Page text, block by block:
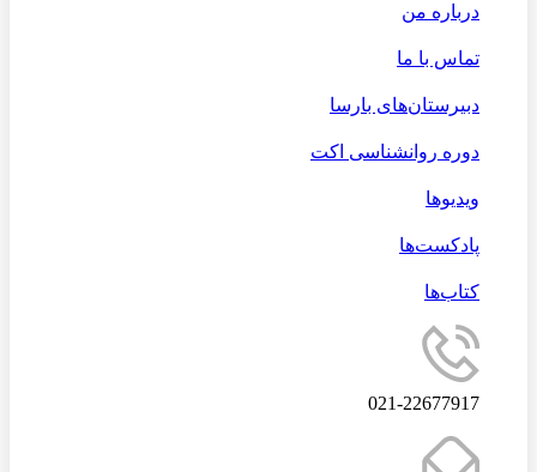
درباره من
تماس با ما
دبیرستان‌های بارسا
دوره روانشناسی اکت
ویدیوها
پادکست‌ها
کتاب‌ها
021-22677917